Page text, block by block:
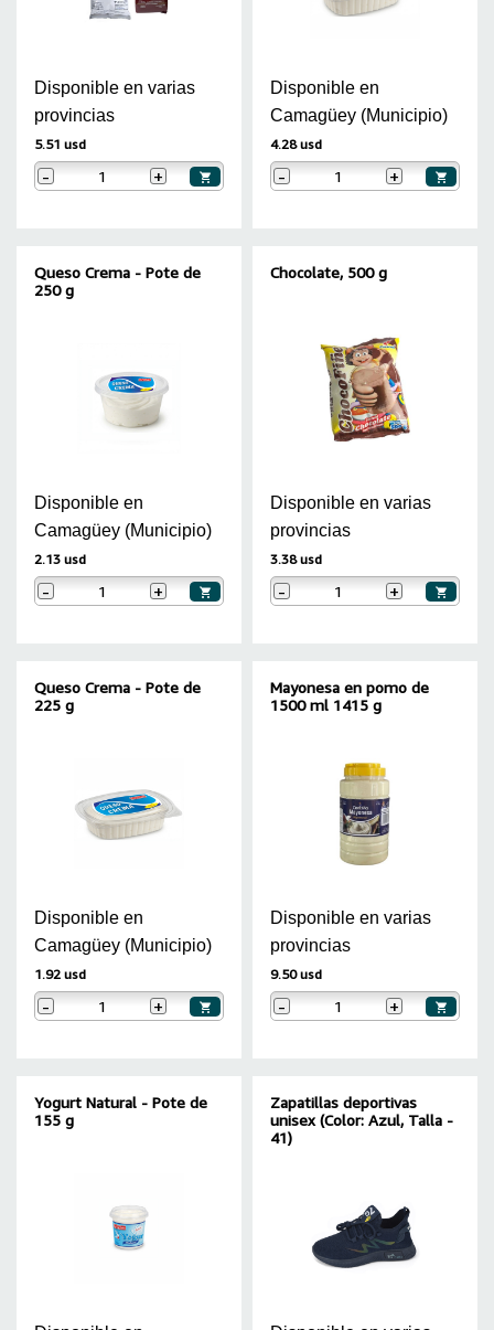
Disponible en varias
provincias
5.51 usd
- +
Disponible en
Camagüey (Municipio)
4.28 usd
- +
Queso Crema - Pote de
250 g
Disponible en
Camagüey (Municipio)
2.13 usd
- +
Chocolate, 500 g
Disponible en varias
provincias
3.38 usd
- +
Queso Crema - Pote de
225 g
Disponible en
Camagüey (Municipio)
1.92 usd
- +
Mayonesa en pomo de
1500 ml 1415 g
Disponible en varias
provincias
9.50 usd
- +
Yogurt Natural - Pote de
155 g
Zapatillas deportivas
unisex (Color: Azul, Talla -
41)